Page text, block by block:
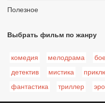
Полезное
Выбрать фильм по жанру
комедия мелодрама
детектив
мистика
фантастика
триллер